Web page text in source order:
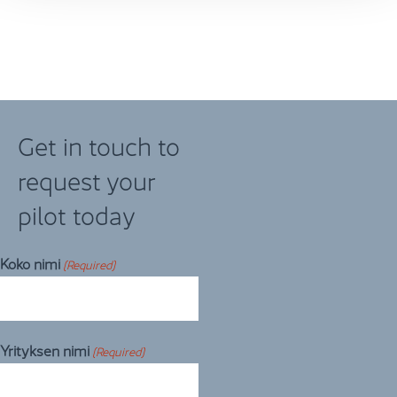
Get in touch to
request your
pilot today
Koko nimi(Required)
Yrityksen nimi(Required)